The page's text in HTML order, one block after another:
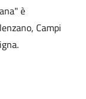
è
Campi